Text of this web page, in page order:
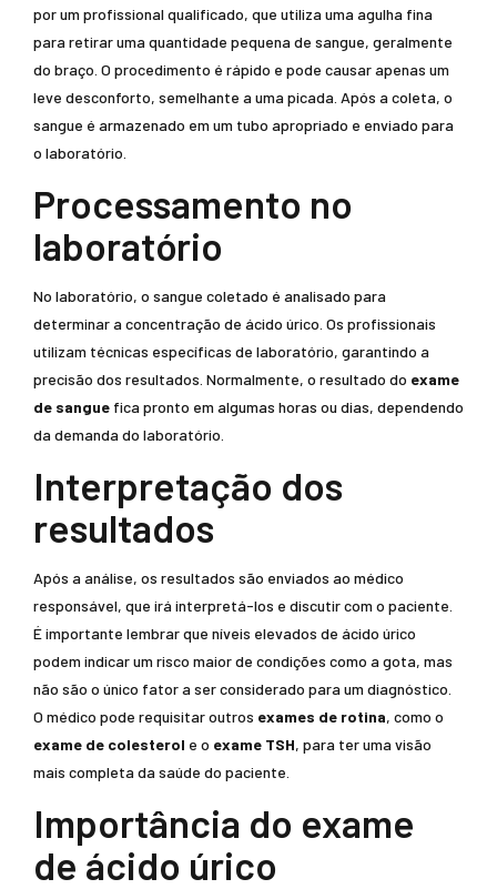
por um profissional qualificado, que utiliza uma agulha fina
para retirar uma quantidade pequena de sangue, geralmente
do braço. O procedimento é rápido e pode causar apenas um
leve desconforto, semelhante a uma picada. Após a coleta, o
sangue é armazenado em um tubo apropriado e enviado para
o laboratório.
Processamento no
laboratório
No laboratório, o sangue coletado é analisado para
determinar a concentração de ácido úrico. Os profissionais
utilizam técnicas específicas de laboratório, garantindo a
precisão dos resultados. Normalmente, o resultado do exame
de sangue fica pronto em algumas horas ou dias, dependendo
da demanda do laboratório.
Interpretação dos
resultados
Após a análise, os resultados são enviados ao médico
responsável, que irá interpretá-los e discutir com o paciente.
É importante lembrar que níveis elevados de ácido úrico
podem indicar um risco maior de condições como a gota, mas
não são o único fator a ser considerado para um diagnóstico.
O médico pode requisitar outros exames de rotina, como o
exame de colesterol e o exame TSH, para ter uma visão
mais completa da saúde do paciente.
Importância do exame
de ácido úrico